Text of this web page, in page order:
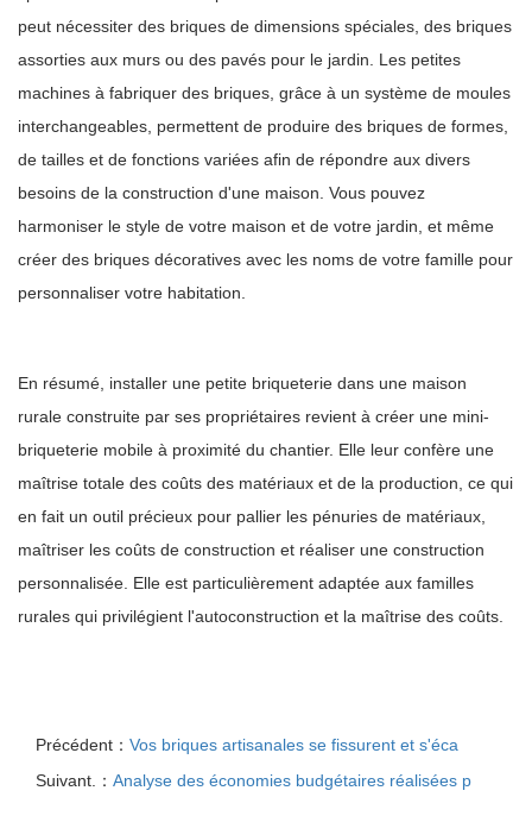
peut nécessiter des briques de dimensions spéciales, des briques
assorties aux murs ou des pavés pour le jardin. Les petites
machines à fabriquer des briques, grâce à un système de moules
interchangeables, permettent de produire des briques de formes,
de tailles et de fonctions variées afin de répondre aux divers
besoins de la construction d'une maison. Vous pouvez
harmoniser le style de votre maison et de votre jardin, et même
créer des briques décoratives avec les noms de votre famille pour
personnaliser votre habitation.
En résumé, installer une petite briqueterie dans une maison
rurale construite par ses propriétaires revient à créer une mini-
briqueterie mobile à proximité du chantier. Elle leur confère une
maîtrise totale des coûts des matériaux et de la production, ce qui
en fait un outil précieux pour pallier les pénuries de matériaux,
maîtriser les coûts de construction et réaliser une construction
personnalisée. Elle est particulièrement adaptée aux familles
rurales qui privilégient l'autoconstruction et la maîtrise des coûts.
Précédent： Vos briques artisanales se fissurent et s'éca
Suivant.： Analyse des économies budgétaires réalisées p